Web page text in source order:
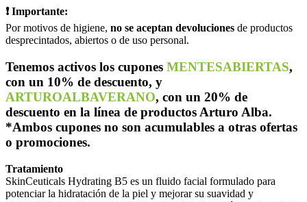
❗ Importante:
Por motivos de higiene, no se aceptan devoluciones de productos
desprecintados, abiertos o de uso personal.
Tenemos activos los cupones MENTESABIERTAS,
con un 10% de descuento, y
ARTUROALBAVERANO, con un 20% de
descuento en la línea de productos Arturo Alba.
*Ambos cupones no son acumulables a otras ofertas
o promociones.
Tratamiento
SkinCeuticals Hydrating B5 es un fluido facial formulado para
potenciar la hidratación de la piel y mejorar su suavidad y